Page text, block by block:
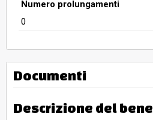
Numero prolungamenti
0
Documenti
Descrizione del bene